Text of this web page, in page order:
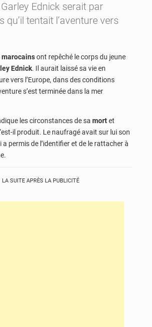
Ednick serait par
qu’il tentait l’aventure vers
ont repêché le corps du jeune
Ednick. Il aurait laissé sa vie en
vers l’Europe, dans des conditions
s’est terminée dans la mer
les circonstances de sa mortet
il produit. Le naufragé avait sur lui son
a permis de l’identifier et de le rattacher à
LA SUITE APRÈS LA PUBLICITÉ